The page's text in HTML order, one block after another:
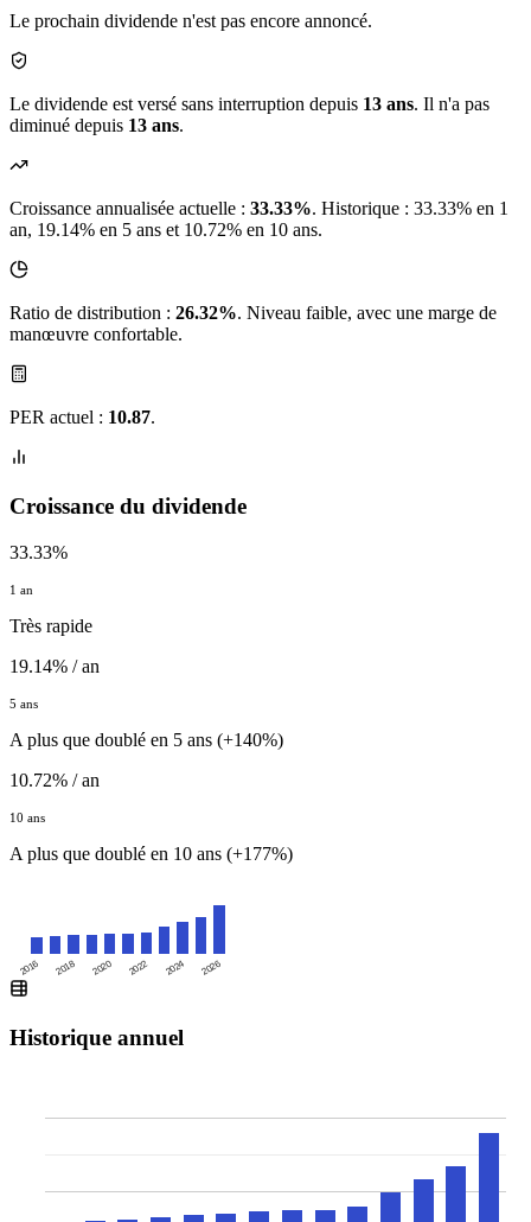
Le prochain dividende n'est pas encore annoncé.
Le dividende est versé sans interruption depuis 13 ans. Il n'a pas
diminué depuis 13 ans.
Croissance annualisée actuelle : 33.33%. Historique : 33.33% en 1
an, 19.14% en 5 ans et 10.72% en 10 ans.
Ratio de distribution : 26.32%. Niveau faible, avec une marge de
manœuvre confortable.
PER actuel : 10.87.
Croissance du dividende
33.33%
1 an
Très rapide
19.14% / an
5 ans
A plus que doublé en 5 ans (+140%)
10.72% / an
10 ans
A plus que doublé en 10 ans (+177%)
2016 2018 2020 2022 2024 2026
Historique annuel